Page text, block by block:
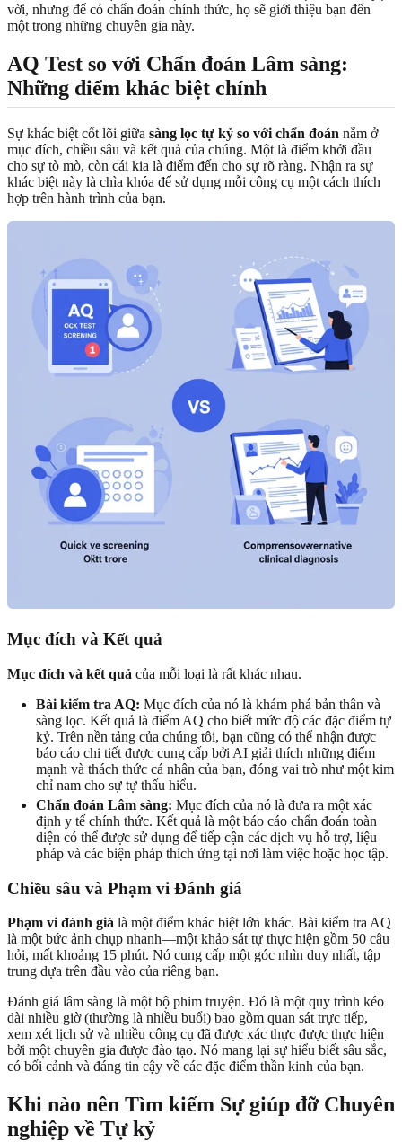
vời, nhưng để có chẩn đoán chính thức, họ sẽ giới thiệu bạn đến
một trong những chuyên gia này.
AQ Test so với Chẩn đoán Lâm sàng:
Những điểm khác biệt chính
Sự khác biệt cốt lõi giữa sàng lọc tự kỷ so với chẩn đoán nằm ở
mục đích, chiều sâu và kết quả của chúng. Một là điểm khởi đầu
cho sự tò mò, còn cái kia là điểm đến cho sự rõ ràng. Nhận ra sự
khác biệt này là chìa khóa để sử dụng mỗi công cụ một cách thích
hợp trên hành trình của bạn.
Mục đích và Kết quả
Mục đích và kết quả của mỗi loại là rất khác nhau.
Bài kiểm tra AQ: Mục đích của nó là khám phá bản thân và
sàng lọc. Kết quả là điểm AQ cho biết mức độ các đặc điểm tự
kỷ. Trên nền tảng của chúng tôi, bạn cũng có thể nhận được
báo cáo chi tiết được cung cấp bởi AI giải thích những điểm
mạnh và thách thức cá nhân của bạn, đóng vai trò như một kim
chỉ nam cho sự tự thấu hiểu.
Chẩn đoán Lâm sàng: Mục đích của nó là đưa ra một xác
định y tế chính thức. Kết quả là một báo cáo chẩn đoán toàn
diện có thể được sử dụng để tiếp cận các dịch vụ hỗ trợ, liệu
pháp và các biện pháp thích ứng tại nơi làm việc hoặc học tập.
Chiều sâu và Phạm vi Đánh giá
Phạm vi đánh giá là một điểm khác biệt lớn khác. Bài kiểm tra AQ
là một bức ảnh chụp nhanh—một khảo sát tự thực hiện gồm 50 câu
hỏi, mất khoảng 15 phút. Nó cung cấp một góc nhìn duy nhất, tập
trung dựa trên đầu vào của riêng bạn.
Đánh giá lâm sàng là một bộ phim truyện. Đó là một quy trình kéo
dài nhiều giờ (thường là nhiều buổi) bao gồm quan sát trực tiếp,
xem xét lịch sử và nhiều công cụ đã được xác thực được thực hiện
bởi một chuyên gia được đào tạo. Nó mang lại sự hiểu biết sâu sắc,
có bối cảnh và đáng tin cậy về các đặc điểm thần kinh của bạn.
Khi nào nên Tìm kiếm Sự giúp đỡ Chuyên
nghiệp về Tự kỷ